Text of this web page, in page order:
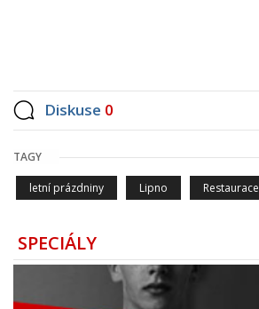
Diskuse 0
TAGY
letní prázdniny Lipno Restaurace
SPECIÁLY